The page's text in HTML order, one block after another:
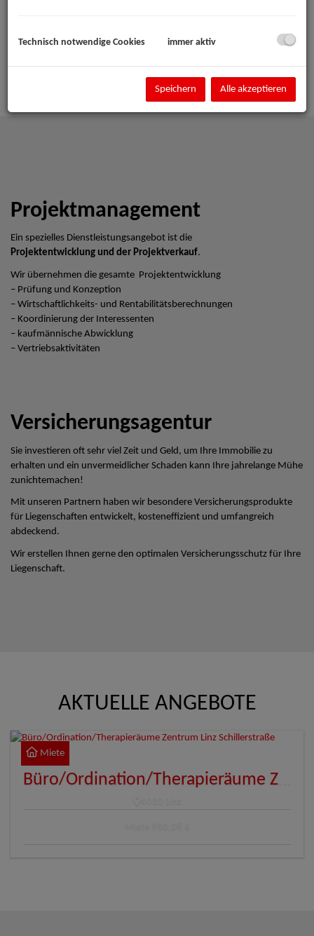
Projektmanagement
Ein spezielles Dienstleistungsangebot ist die
Projektentwicklung und der Projektverkauf.
Wir übernehmen die gesamte Projektentwicklung
– Prüfung und Konzeption
– Wirtschaftlichkeits- und Rentabilitätsberechnungen
– Koordinierung der Interessenten
– kaufmännische Abwicklung
– Vertriebsaktivitäten
Versicherungsagentur
Sie investieren oft sehr viel Zeit und Geld, um Ihre Immobilie zu
erhalten und ein unvermeidlicher Schaden kann Ihre jahrelange Mühe
zunichtemachen!
Mit unseren Partnern haben wir besondere Versicherungsprodukte
für Liegenschaften entwickelt, kosteneffizient und umfangreich
abdeckend.
Wir erstellen Ihnen gerne den optimalen Versicherungsschutz für Ihre
Liegenschaft.
AKTUELLE ANGEBOTE
Miete
Technisch notwendige Cookies immer aktiv
Speichern Alle akzeptieren